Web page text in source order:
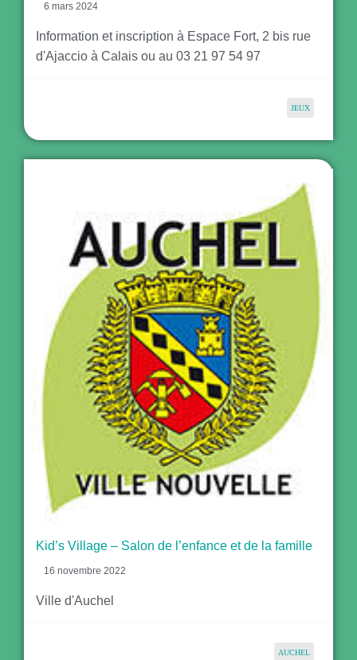
6 mars 2024
Information et inscription à Espace Fort, 2 bis rue
d'Ajaccio à Calais ou au 03 21 97 54 97
JEUX
Kid’s Village – Salon de l’enfance et de la famille
16 novembre 2022
Ville d'Auchel
AUCHEL